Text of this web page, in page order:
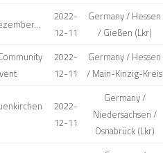
2022-
12-11
Germany / Hessen
/ Gießen (Lkr)
2022-
12-11
Germany / Hessen
/ Main-Kinzig-Kreis
2022-
12-11
Germany /
Niedersachsen /
Osnabrück (Lkr)